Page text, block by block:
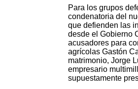
Para los grupos
condenatoria del
que defienden las
desde el Gobierno
acusadores para
agrícolas Gastón
matrimonio, Jorge
empresario
supuestamente